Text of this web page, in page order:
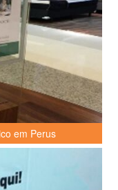
em Perus